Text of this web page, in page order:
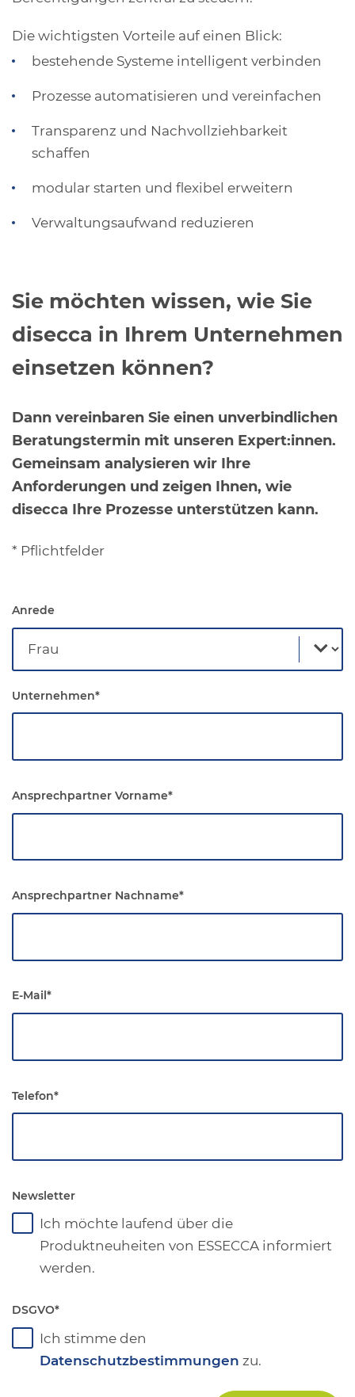
Die wichtigsten Vorteile auf einen Blick:
bestehende Systeme intelligent verbinden
Prozesse automatisieren und vereinfachen
Transparenz und Nachvollziehbarkeit
schaffen
modular starten und flexibel erweitern
Verwaltungsaufwand reduzieren
Sie möchten wissen, wie Sie
disecca in Ihrem Unternehmen
einsetzen können?
Dann vereinbaren Sie einen unverbindlichen
Beratungstermin mit unseren Expert:innen.
Gemeinsam analysieren wir Ihre
Anforderungen und zeigen Ihnen, wie
disecca Ihre Prozesse unterstützen kann.
* Pflichtfelder
Anrede
Unternehmen*
Ansprechpartner Vorname*
Ansprechpartner Nachname*
E-Mail *
Telefon*
Newsletter
Ich möchte laufend über die
Produktneuheiten von ESSECCA informiert
werden.
DSGVO*
Ich stimme den
Datenschutzbestimmungen zu.